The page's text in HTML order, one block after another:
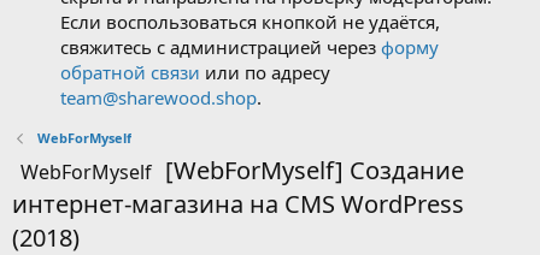
Если воспользоваться кнопкой не удаётся,
свяжитесь с администрацией через форму
обратной связи или по адресу
team@sharewood.shop.
WebForMyself
WebForMyself [WebForMyself] Создание
интернет-магазина на CMS WordPress
(2018)